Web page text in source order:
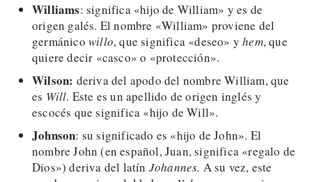
Williams: significa «hijo de William» y es de
origen galés. El nombre «William» proviene del
germánico willo, que significa «deseo» yhem, que
quiere decir «casco» o «protección».
Wilson: deriva del apodo del nombre William, que
es Will. Este es un apellido de origen inglés y
escocés que significa «hijo de Will».
Johnson: su significado es «hijo de John». El
nombre John (en español, Juan, significa «regalo de
Dios») deriva del latín Johannes. A su vez, este